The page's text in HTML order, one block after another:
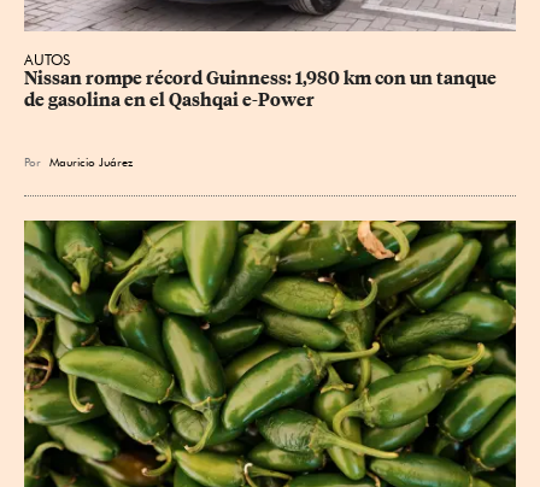
AUTOS
Nissan rompe récord Guinness: 1,980 km con un tanque
de gasolina en el Qashqai e-Power
Por Mauricio Juárez